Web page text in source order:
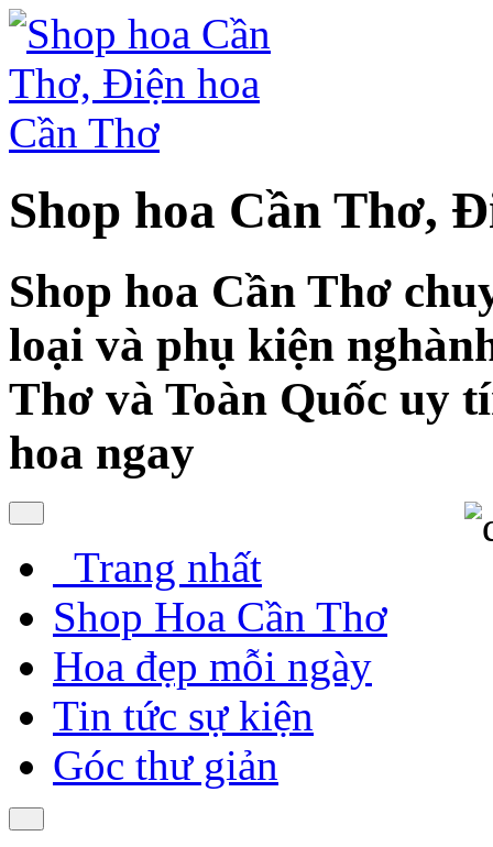
Shop hoa Cần Thơ,
Shop hoa Cần Thơ
loại và phụ kiện
Thơ và Toàn Quốc uy
hoa ngay
Trang nhất
Shop Hoa Cần Thơ
Hoa đẹp mỗi ngày
Tin tức sự kiện
Góc thư giản